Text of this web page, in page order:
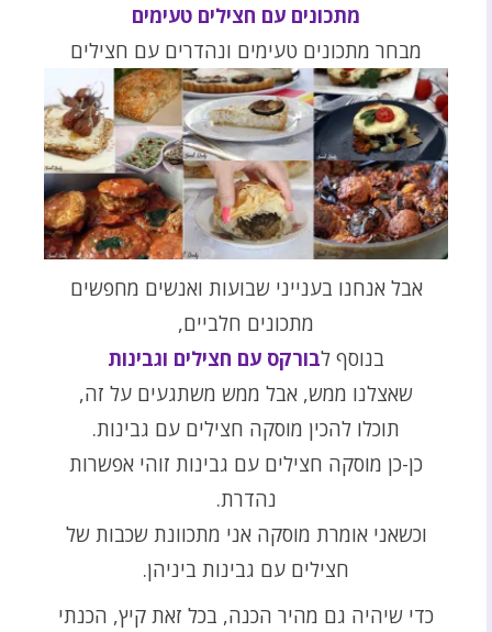
מתכונים עם חצילים טעימים
מבחר מתכונים טעימים ונהדרים עם חצילים
אבל אנחנו בענייני שבועות ואנשים מחפשים
מתכונים חלביים,
בנוסף לבורקס עם חצילים וגבינות
שאצלנו ממש, אבל ממש משתגעים על זה,
תוכלו להכין מוסקה חצילים עם גבינות.
כן-כן מוסקה חצילים עם גבינות זוהי אפשרות
נהדרת.
וכשאני אומרת מוסקה אני מתכוונת שכבות של
חצילים עם גבינות ביניהן.
כדי שיהיה גם מהיר הכנה, בכל זאת קיץ, הכנתי